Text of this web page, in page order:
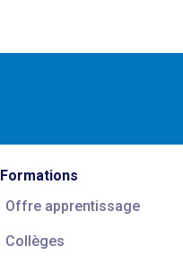
Formations
Offre apprentissage
Collèges